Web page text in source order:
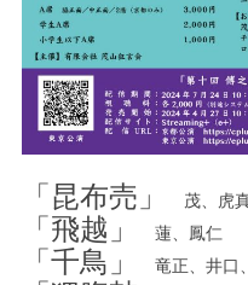
「昆布売」 茂、虎
「飛越」 蓮、鳳仁
「千鳥」 竜正、井口